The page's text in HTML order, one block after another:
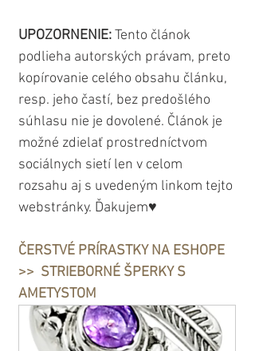
UPOZORNENIE: Tento článok
podlieha autorských právam, preto
kopírovanie celého obsahu článku,
resp. jeho častí, bez predošlého
súhlasu nie je dovolené. Článok je
možné zdielať prostredníctvom
sociálnych sietí len v celom
rozsahu aj s uvedeným linkom tejto
webstránky. Ďakujem♥
ČERSTVÉ PRÍRASTKY NA ESHOPE
>>  STRIEBORNÉ ŠPERKY S
AMETYSTOM